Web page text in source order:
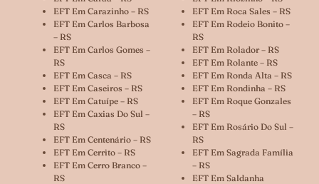
EFT Em Carazinho – RS
EFT Em Carlos Barbosa
– RS
EFT Em Carlos Gomes –
RS
EFT Em Casca – RS
EFT Em Caseiros – RS
EFT Em Catuípe – RS
EFT Em Caxias Do Sul –
RS
EFT Em Centenário – RS
EFT Em Cerrito – RS
EFT Em Cerro Branco –
RS
EFT Em Roca Sales – RS
EFT Em Rodeio Bonito –
RS
EFT Em Rolador – RS
EFT Em Rolante – RS
EFT Em Ronda Alta – RS
EFT Em Rondinha – RS
EFT Em Roque Gonzales
– RS
EFT Em Rosário Do Sul –
RS
EFT Em Sagrada Família
– RS
EFT Em Saldanha